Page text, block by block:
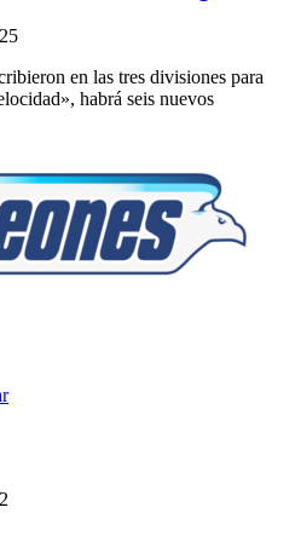
en las tres divisiones para
habrá seis nuevos